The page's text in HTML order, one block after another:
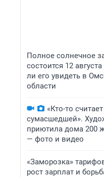
Полное солнечное
состоится 12
ли его увидеть в
области
«Кто-то
сумасшедшей».
приютила дома 200
— фото и видео
«Заморозка»
рост зарплат и